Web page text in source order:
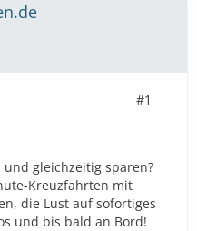
#1
gleichzeitig sparen?
Kreuzfahrten mit
die Lust auf sofortiges
und bis bald an Bord!